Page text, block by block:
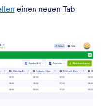
einen neuen Tab